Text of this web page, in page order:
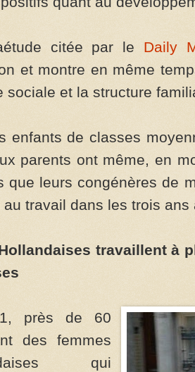
citée par le Daily
et montre en même
sociale et la structure
enfants de classes
parents ont même, en
que leurs congénères de
au travail dans les trois
travaillent à
près de 60
des femmes
qui